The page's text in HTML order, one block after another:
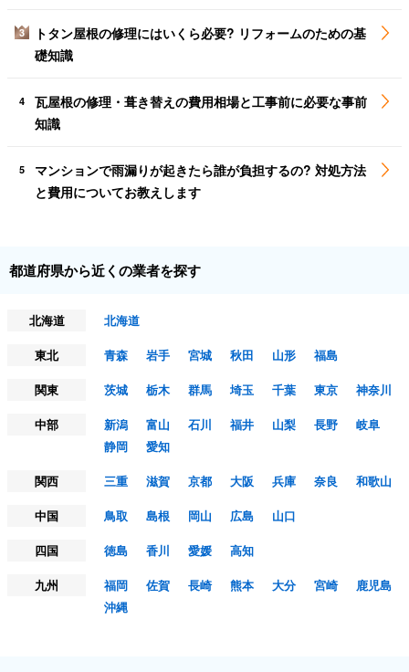
3
トタン屋根の修理にはいくら必要? リフォームのための基
礎知識
4
瓦屋根の修理・葺き替えの費用相場と工事前に必要な事前
知識
5
マンションで雨漏りが起きたら誰が負担するの? 対処方法
と費用についてお教えします
都道府県から近くの業者を探す
北海道
北海道
東北
青森 岩手 宮城 秋田 山形
福島
関東
茨城 栃木 群馬 埼玉 千葉 東京
神奈川
中部
新潟 富山 石川 福井 山梨 長野
岐阜
静岡
愛知
関西
三重 滋賀 京都 大阪 兵庫 奈良
和歌山
中国
鳥取 島根 岡山 広島
山口
四国
徳島 香川 愛媛
高知
九州
福岡 佐賀 長崎 熊本 大分 宮崎
鹿児島
沖縄